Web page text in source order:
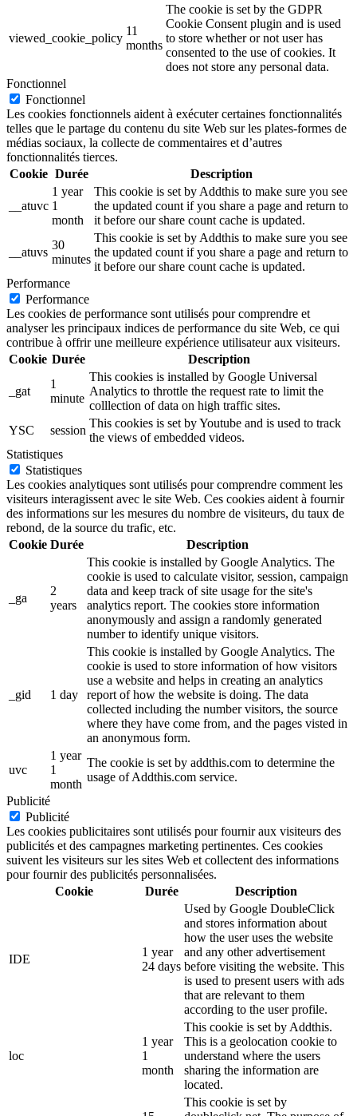
viewed_cookie_policy
11
months
The cookie is set by the GDPR
Cookie Consent plugin and is used
to store whether or not user has
consented to the use of cookies. It
does not store any personal data.
Fonctionnel
Fonctionnel
Les cookies fonctionnels aident à exécuter certaines fonctionnalités
telles que le partage du contenu du site Web sur les plates-formes de
médias sociaux, la collecte de commentaires et d’autres
fonctionnalités tierces.
Cookie Durée Description
__atuvc
1 year
1
month
This cookie is set by Addthis to make sure you see
the updated count if you share a page and return to
it before our share count cache is updated.
__atuvs
30
minutes
This cookie is set by Addthis to make sure you see
the updated count if you share a page and return to
it before our share count cache is updated.
Performance
Performance
Les cookies de performance sont utilisés pour comprendre et
analyser les principaux indices de performance du site Web, ce qui
contribue à offrir une meilleure expérience utilisateur aux visiteurs.
Cookie Durée Description
_gat
1
minute
This cookies is installed by Google Universal
Analytics to throttle the request rate to limit the
colllection of data on high traffic sites.
YSC
session
This cookies is set by Youtube and is used to track
the views of embedded videos.
Statistiques
Statistiques
Les cookies analytiques sont utilisés pour comprendre comment les
visiteurs interagissent avec le site Web. Ces cookies aident à fournir
des informations sur les mesures du nombre de visiteurs, du taux de
rebond, de la source du trafic, etc.
Cookie Durée Description
_ga
2
years
This cookie is installed by Google Analytics. The
cookie is used to calculate visitor, session, campaign
data and keep track of site usage for the site's
analytics report. The cookies store information
anonymously and assign a randomly generated
number to identify unique visitors.
_gid 1 day
This cookie is installed by Google Analytics. The
cookie is used to store information of how visitors
use a website and helps in creating an analytics
report of how the website is doing. The data
collected including the number visitors, the source
where they have come from, and the pages visted in
an anonymous form.
uvc
1 year
1
month
The cookie is set by addthis.com to determine the
usage of Addthis.com service.
Publicité
Publicité
Les cookies publicitaires sont utilisés pour fournir aux visiteurs des
publicités et des campagnes marketing pertinentes. Ces cookies
suivent les visiteurs sur les sites Web et collectent des informations
pour fournir des publicités personnalisées.
Cookie
Durée Description
IDE
1 year
24 days
Used by Google DoubleClick
and stores information about
how the user uses the website
and any other advertisement
before visiting the website. This
is used to present users with ads
that are relevant to them
according to the user profile.
loc
1 year
1
month
This cookie is set by Addthis.
This is a geolocation cookie to
understand where the users
sharing the information are
located.
This cookie is set by